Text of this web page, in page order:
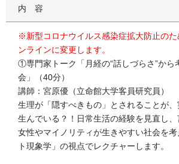
内容
※新型コロナウイルス感染症拡大防止の
ンラインに変更します。
①専門家トーク「月経の“話しづらさ”から
会」（40分）
講師：宮原優（立命館大学客員研究員）
生理が「隠すべきもの」とされることが、
生んでいる？！日常生活の経験を見直し
女性やマイノリティが生きやすい社会を
ト現象学」の視点でレクチャーします。